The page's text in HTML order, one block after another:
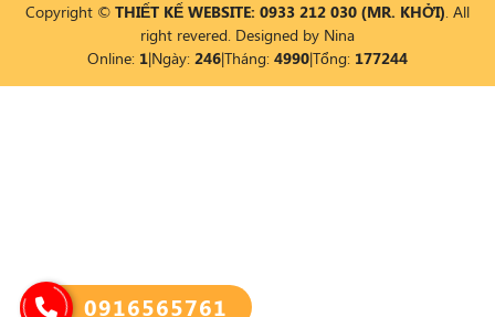
Copyright © THIẾT KẾ WEBSITE: 0933 212 030 (MR. KHỞI). All
right revered. Designed by Nina
Online: 1|Ngày: 246|Tháng: 4990|Tổng: 177244
0916565761